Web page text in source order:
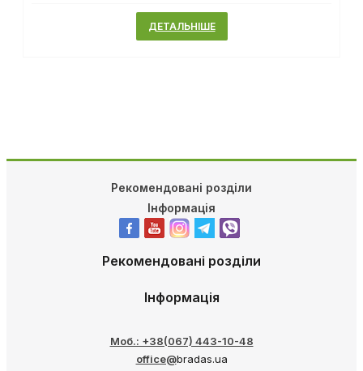
ДЕТАЛЬНІШЕ
Рекомендовані розділи
Інформація
Рекомендовані розділи
Інформація
Моб.: +38(067) 443-10-48
office@bradas.ua